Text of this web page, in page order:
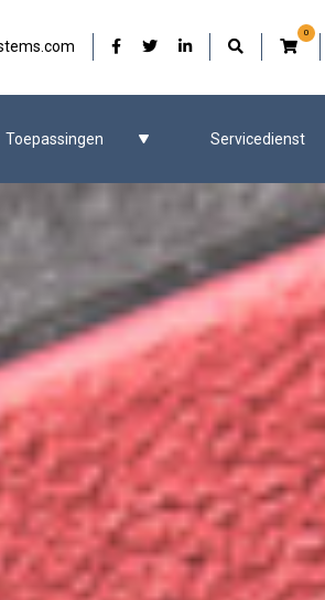
Onze Facebook
Onze Twitter
Onze LinkedIn
0
Toepassingen Servicedienst